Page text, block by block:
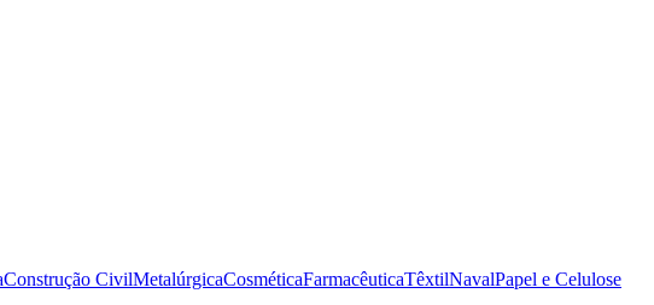
Construção CivilMetalúrgicaCosméticaFarmacêuticaTêxtilNavalPapel e Celulose